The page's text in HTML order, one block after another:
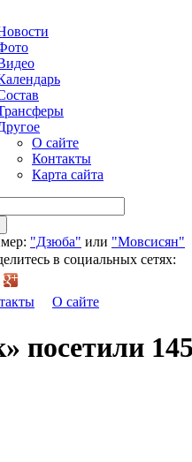
О сайте
Контакты
Карта сайта
"Дзюба" или "Мовсисян"
в социальных сетях:
О сайте